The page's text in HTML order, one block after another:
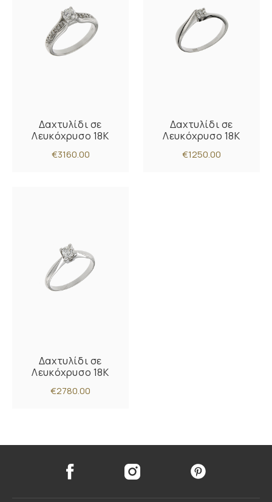
Δαχτυλίδι σε
Λευκόχρυσο 18K
€3160.00
Δαχτυλίδι σε
Λευκόχρυσο 18K
€1250.00
Δαχτυλίδι σε
Λευκόχρυσο 18K
€2780.00